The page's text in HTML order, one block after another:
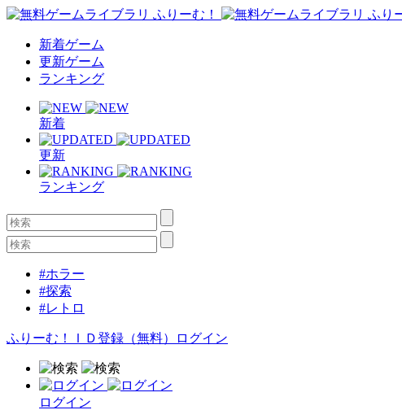
新着ゲーム
更新ゲーム
ランキング
新着
更新
ランキング
#ホラー
#探索
#レトロ
ふりーむ！ＩＤ登録（無料） ログイン
ログイン